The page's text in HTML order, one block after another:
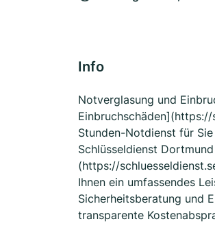
Info
Notverglasung und
Stunden-Notdienst für
Schlüsseldienst
(https://
Ihnen ein umfassendes
Sicherheitsberatung und
transparente